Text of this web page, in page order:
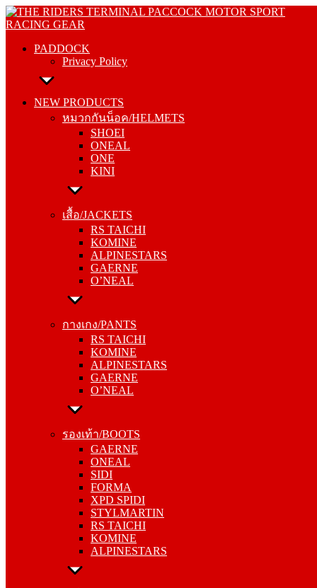
Skip
to
PADDOCK
Privacy Policy
NEW PRODUCTS
หมวกกันน็อค/HELMETS
SHOEI
ONEAL
ONE
KINI
เสื้อ/JACKETS
RS TAICHI
KOMINE
ALPINESTARS
GAERNE
O’NEAL
กางเกง/PANTS
RS TAICHI
KOMINE
ALPINESTARS
GAERNE
O’NEAL
รองเท้า/BOOTS
GAERNE
ONEAL
SIDI
FORMA
XPD SPIDI
STYLMARTIN
RS TAICHI
KOMINE
ALPINESTARS
PADDOCK
NEW PRODUCTS
SHOEI
ONEAL
ONE
KINI
เสื้อ/JACKETS
KOMINE
ALPINESTARS
GAERNE
O’NEAL
กางเกง/PANTS
KOMINE
ALPINESTARS
GAERNE
O’NEAL
รองเท้า/BOOTS
ONEAL
SIDI
FORMA
XPD SPIDI
STYLMARTIN
RS TAICHI
KOMINE
ALPINESTARS
ถุงมือ/GLOVES